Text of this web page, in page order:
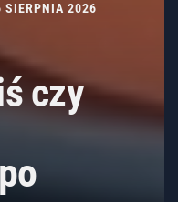
SIERPNIA 2026
czy